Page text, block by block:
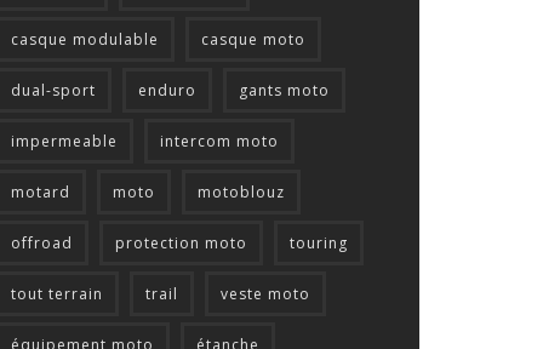
casque modulable casque moto
dual-sport enduro gants moto
impermeable intercom moto
motard moto motoblouz
offroad protection moto touring
tout terrain trail veste moto
équipement moto étanche